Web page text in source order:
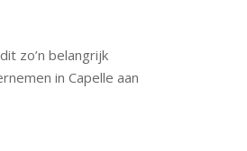
zo’n belangrijk
in Capelle aan